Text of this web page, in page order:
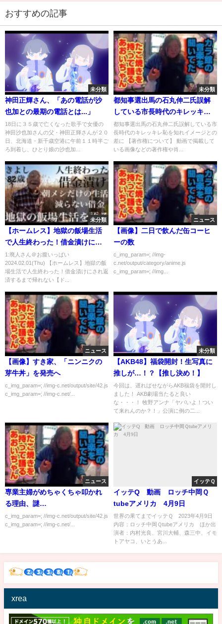
おすすめの記事
未分類
神田正輝さん、「あの電話が沙
也加との最期の電話とは...」
18日に３５歳で亡くなった歌手で女優の
神田沙也加さんの父・神田正輝さんが２０
日、北海道・新千歳空港に午前１１時半ご
ろ到着し、ひとり娘の沙也加...
未分類
都知事選出馬の石丸伸二氏誤解
している市長時代のキレッキレ
恥を知れイメージとの差に
#short
都知事選出馬の石丸伸二氏誤解している市
長時代のキレッキレ恥を知れイメージとの
差に 【著作権について】 動画で掲載して
いる画像などの著作権や肖...
未分類
【ホームレス】地獄の飯場生活
で人生終わった！借金漬けにさ
れ返済するまで帰れない【ドキ
ュメンタリー】
1:廃人さん＠お腹いっぱい
2024.02.01(Thu) 【ホームレス】地獄の飯
場生活で人生終わった！借金漬けにされ返
済するまで帰れない【ド...
ニュース
【画像】二日で飲んだ缶コーヒ
ーの数
c_img_param=; //img-
c.net/output/category/anime.js
c_img_param=; //img...
ニュース
【画像】すき家、「ニンニクの
芽牛丼」を発売へ
c_img_param=; //img-c.net/output/site/42.js
c_img_param=; //img-c.net/...
未分類
【AKB48】福袋開封！生写真に
推しが…！？【推し決め！】
今回は、遅ればせながらAKB福袋を開封し
ました！ AKB劇場当たると良い
な・・・！ 牧野アンナ「ヤバいよ！つい
て来れんのか？！」公演に例の二...
ニュース
専業主婦がめちゃくちゃ叩かれ
る理由、謎…
c_img_param=; //img-c.net/output/site/42.js
c_img_param=; //img-c.net/...
イッテＱ
イッテQ 動画 ロッチ中岡Ｑ
tubeアメリカ 4月9日
世界の果てまでイッテＱ 2023年4月9日
内容：ロッチ中岡Ｑtubeアメリカ ほか出
演者：内村光良、宮川大輔、森三中、イモ
トアヤコ、いとうあ...
xrea